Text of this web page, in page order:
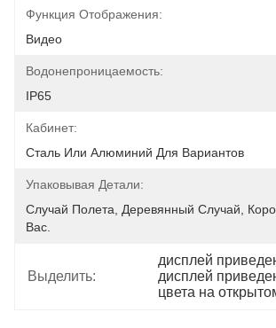
Функция Отображения:
Видео
Водонепроницаемость:
IP65
Кабинет:
Сталь Или Алюминий Для Вариантов
Упаковывая Детали:
Случай Полета, Деревянный Случай,
Вас.
Выделить:
дисплей
дисплей
цвета на